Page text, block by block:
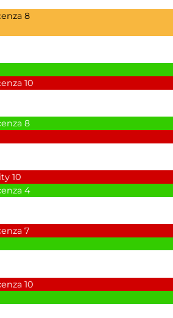
8
10
8
10
4
7
10